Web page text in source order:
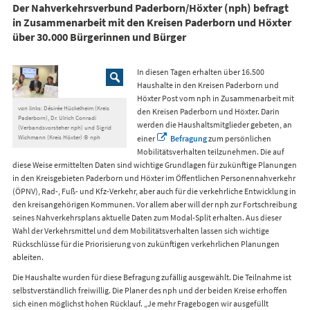
Der Nahverkehrsverbund Paderborn/Höxter (nph) befragt
in Zusammenarbeit mit den Kreisen Paderborn und Höxter
über 30.000 Bürgerinnen und Bürger
von links: Désirée Hückelheim (Kreis
Paderborn), Dr. Ulrich Conradi
(Verbandsvorsteher nph) und Sigrid
Wichmann (Kreis Höxter) © nph
In diesen Tagen erhalten über 16.500
Haushalte in den Kreisen Paderborn und
Höxter Post vom nph in Zusammenarbeit mit
den Kreisen Paderborn und Höxter. Darin
werden die Haushaltsmitglieder gebeten, an
einer
Befragungzum persönlichen
Mobilitätsverhalten teilzunehmen. Die auf
diese Weise ermittelten Daten sind wichtige Grundlagen für zukünftige Planungen
in den Kreisgebieten Paderborn und Höxter im Öffentlichen Personennahverkehr
(ÖPNV), Rad-, Fuß- und Kfz-Verkehr, aber auch für die verkehrliche Entwicklung in
den kreisangehörigen Kommunen. Vor allem aber will der nph zur Fortschreibung
seines Nahverkehrsplans aktuelle Daten zum Modal-Split erhalten. Aus dieser
Wahl der Verkehrsmittel und dem Mobilitätsverhalten lassen sich wichtige
Rückschlüsse für die Priorisierung von zukünftigen verkehrlichen Planungen
ableiten.
Die Haushalte wurden für diese Befragung zufällig ausgewählt. Die Teilnahme ist
selbstverständlich freiwillig. Die Planer des nph und der beiden Kreise erhoffen
sich einen möglichst hohen Rücklauf. „Je mehr Fragebogen wir ausgefüllt